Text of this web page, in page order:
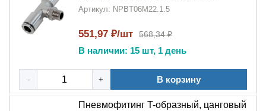
Артикул: NPBT06M22.1.5
551,97 ₽/шт 568,34 ₽
В наличии: 15 шт, 1 день
- + В корзину
Пневмофитинг T-образный, цанговый